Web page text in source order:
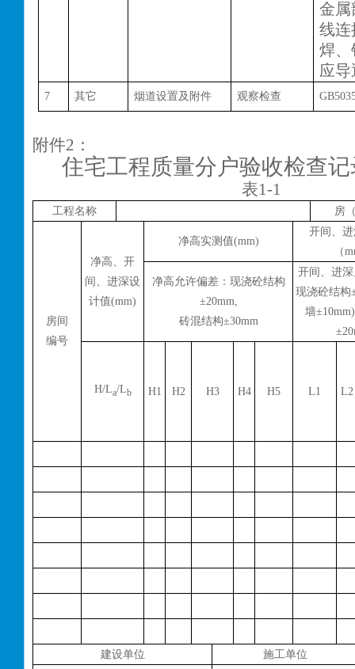
金属
线连
焊、
应导
7 其它 烟道设置及附件 观察检查
附件2 ：
住宅工程质量分户验收检查
表1-1
工程名称 房
房间
编号
净高、开
间、进深设
计值(mm)
净高实测值(mm)
开间、
（
净高允许偏差：现浇砼结构
±20mm,
砖混结构±30mm
开间、进
现浇砼结构
墙
H/La/Lb H1 H2 H3 H4 H5 L1 L2
建设单位
施工单位